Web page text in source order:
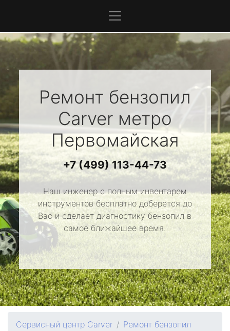
Ремонт бензопил
Carverметро
Первомайская
+7 (499) 113-44-73
Наш инженер с полным инвентарем
инструментов бесплатно доберется до
Вас и сделает диагностику бензопил в
самое ближайшее время.
Сервисный центр Carver
Ремонт бензопил